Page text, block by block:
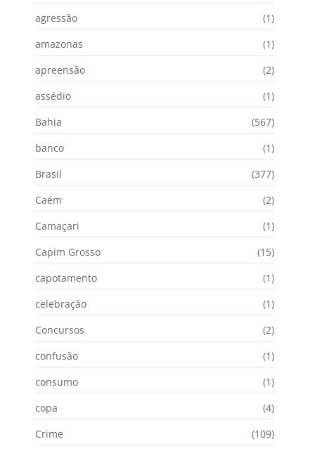
agressão
(1)
amazonas
(1)
apreensão
(2)
assédio
(1)
Bahia
(567)
banco
(1)
Brasil
(377)
Caém
(2)
Camaçari
(1)
Capim Grosso
(15)
capotamento
(1)
celebração
(1)
Concursos
(2)
confusão
(1)
consumo
(1)
copa
(4)
Crime
(109)